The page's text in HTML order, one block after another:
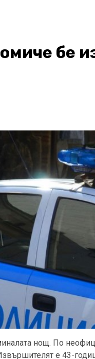
бе
нощ. По
е 43-